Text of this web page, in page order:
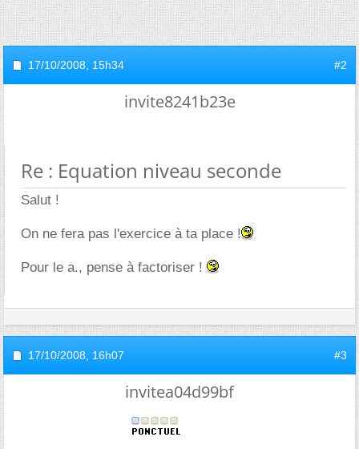
17/10/2008, 15h34 #2
invite8241b23e
Re : Equation niveau seconde
Salut !
On ne fera pas l'exercice à ta place !
Pour le a., pense à factoriser !
17/10/2008, 16h07 #3
invitea04d99bf